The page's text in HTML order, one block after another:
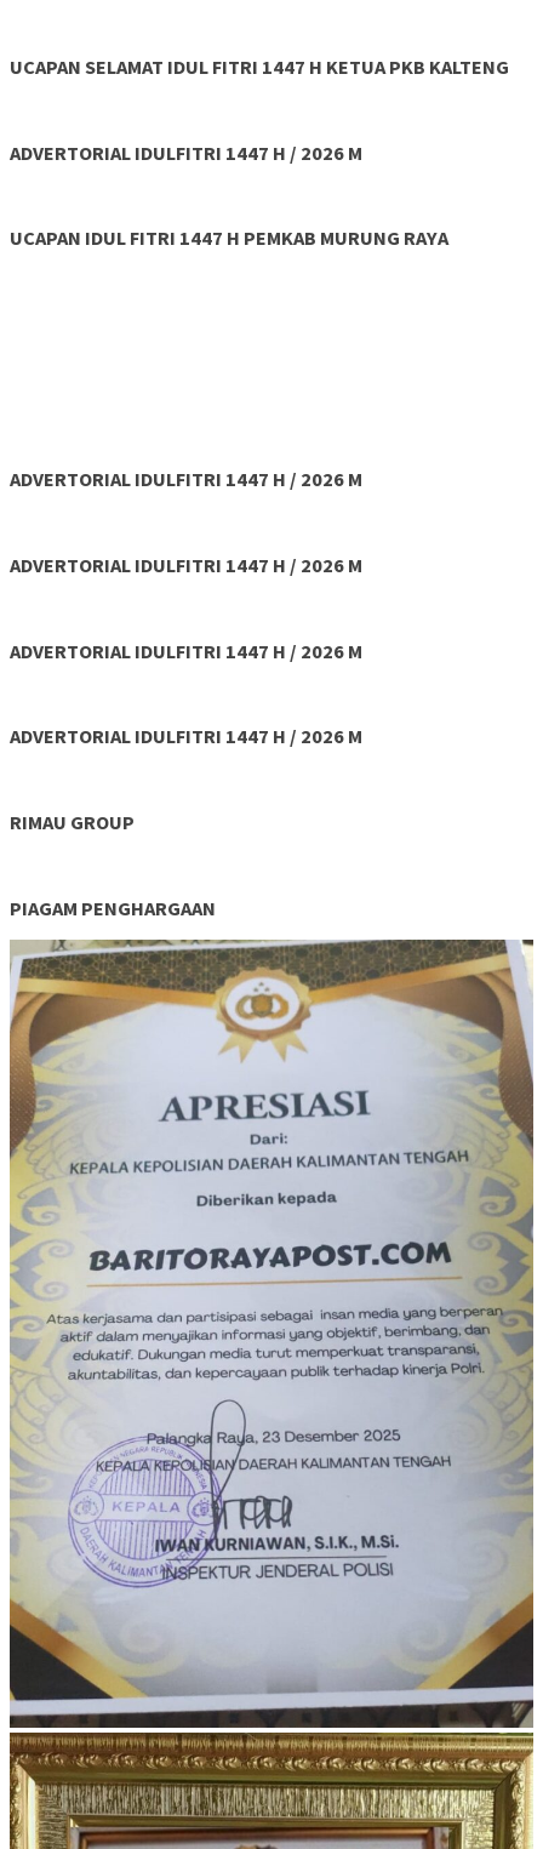
UCAPAN SELAMAT IDUL FITRI 1447 H KETUA PKB KALTENG
ADVERTORIAL IDULFITRI 1447 H / 2026 M
UCAPAN IDUL FITRI 1447 H PEMKAB MURUNG RAYA
ADVERTORIAL IDULFITRI 1447 H / 2026 M
ADVERTORIAL IDULFITRI 1447 H / 2026 M
ADVERTORIAL IDULFITRI 1447 H / 2026 M
ADVERTORIAL IDULFITRI 1447 H / 2026 M
RIMAU GROUP
PIAGAM PENGHARGAAN